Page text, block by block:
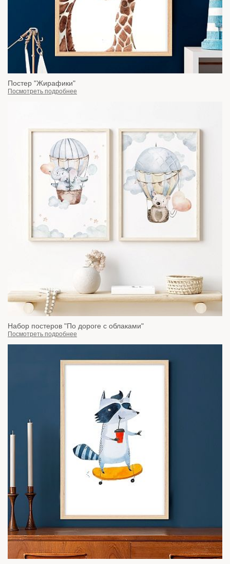
Постер "Жирафики"
Посмотреть подробнее
Набор постеров "По дороге с облаками"
Посмотреть подробнее